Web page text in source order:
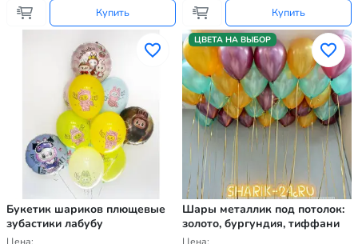
Купить Купить
Букетик шариков плющевые
зубастики лабубу
ЦВЕТА НА ВЫБОР
Шары металлик под потолок:
золото, бургундия, тиффани